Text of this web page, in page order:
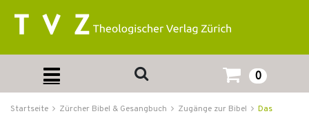
0
Startseite Zürcher Bibel & Gesangbuch Zugänge zur Bibel
Das